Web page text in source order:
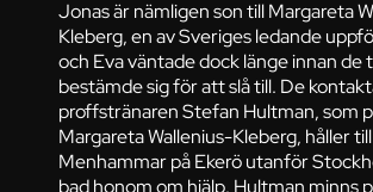
Jonas är nämligen son till Margareta
Kleberg, en av Sveriges ledande
och Eva väntade dock länge innan de
bestämde sig för att slå till. De
proffstränaren Stefan Hultman, som
Margareta Wallenius-Kleberg, håller
Menhammar på Ekerö utanför
bad honom om hjälp. Hultman minns